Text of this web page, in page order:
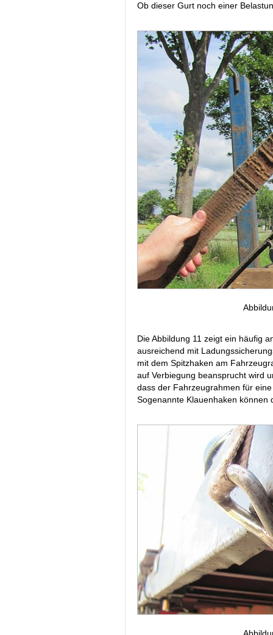
Ob dieser Gurt noch einer
Die Abbildung 11 zeigt ein häufig
ausreichend mit
mit dem Spitzhaken am
auf Verbiegung beansprucht wird
dass der Fahrzeugrahmen für
Sogenannte Klauenhaken können